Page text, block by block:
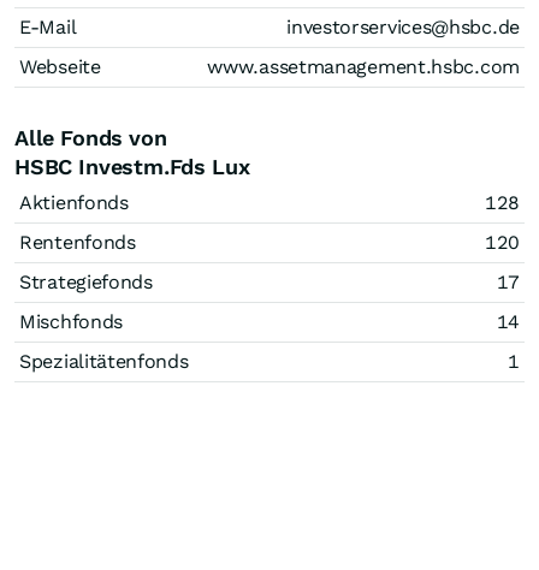
E-Mail
investorservices@hsbc.de
Webseite
www.assetmanagement.hsbc.com
Alle Fonds von
HSBC Investm.Fds Lux
Aktienfonds
128
Rentenfonds
120
Strategiefonds
17
Mischfonds
14
Spezialitätenfonds
1